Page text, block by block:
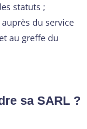
statuts ;
du service
au greffe du
sa SARL ?